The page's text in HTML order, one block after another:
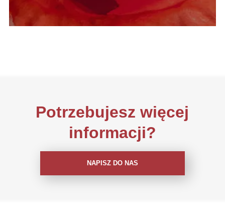
Potrzebujesz więcej
informacji?
NAPISZ DO NAS